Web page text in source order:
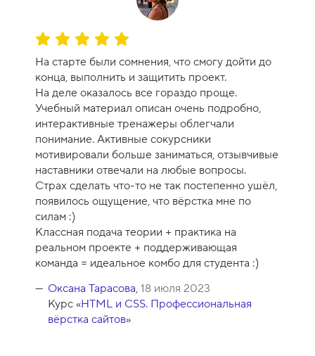
О
е
н
к
а
к
у
р
с
а
-
1
0
На старте были сомнения, что смогу дойти до
конца, выполнить и защитить проект.
На деле оказалось все гораздо проще.
Учебный материал описан очень подробно,
интерактивные тренажеры облегчали
понимание. Активные сокурсники
мотивировали больше заниматься, отзывчивые
наставники отвечали на любые вопросы.
Страх сделать что-то не так постепенно ушёл,
появилось ощущение, что вёрстка мне по
силам :)
Классная подача теории + практика на
реальном проекте + поддерживающая
команда = идеальное комбо для студента :)
Оксана Тарасова, 18 июля 2023
Курс «HTML и CSS. Профессиональная
вёрстка сайтов»